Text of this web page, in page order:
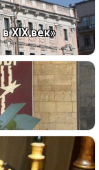
XIX век»